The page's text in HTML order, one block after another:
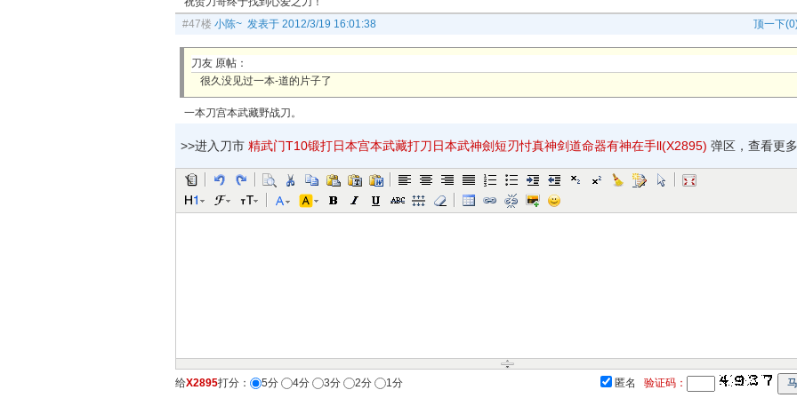
顶一下
#47楼 小陈~ 发表于 2012/3/19 16:01:38
刀友 原帖：
很久没见过一本-道的片子了
一本刀宫本武藏野战刀。
>>进入刀市 精武门T10锻打日本宫本武藏打刀日本武神劍短刃忖真神剑道命器有神在手ll(X2895) 弹区，查看更
给X2895打分： 5分 4分 3分 2分 1分 匿名 验证码：